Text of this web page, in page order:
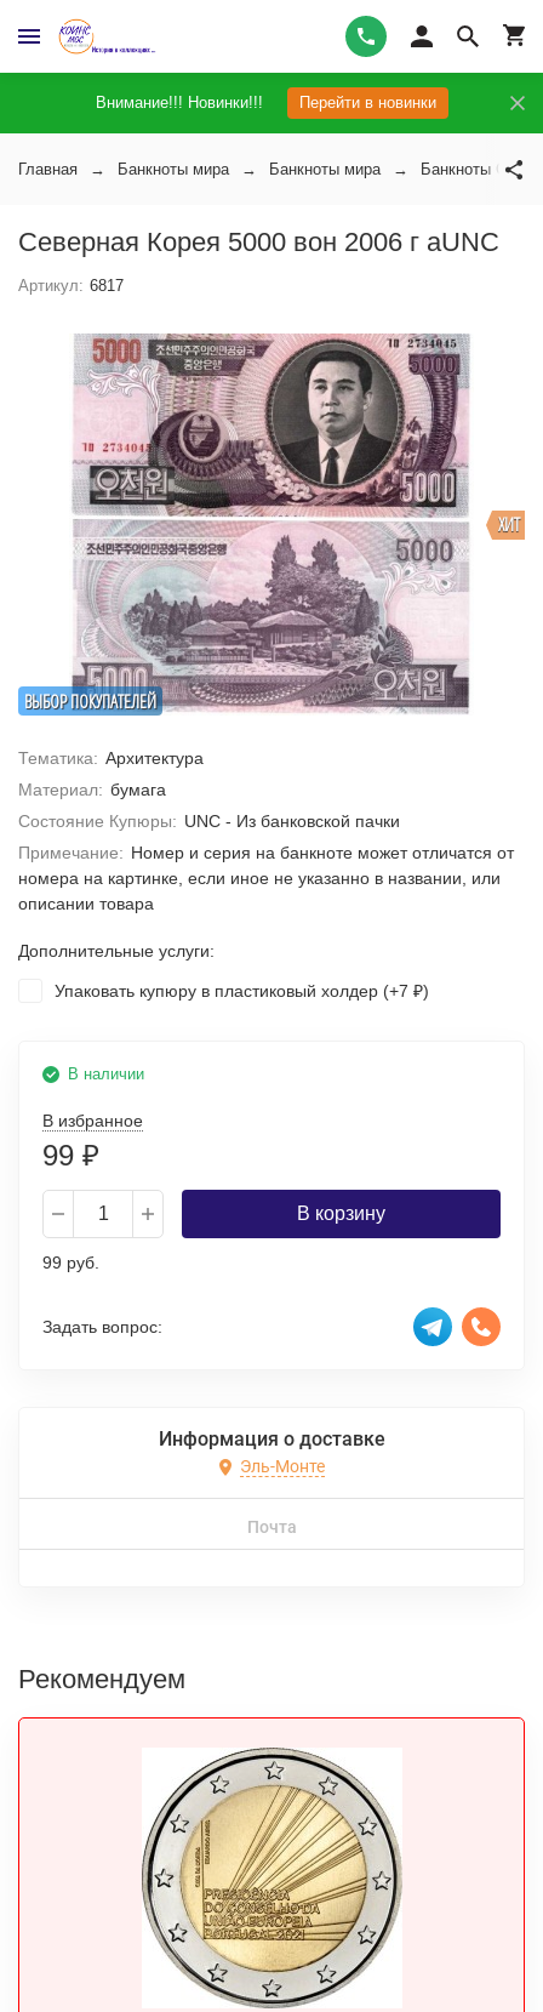
Внимание!!! Новинки!!! Перейти в новинки
Главная Банкноты мира Банкноты мира Банкноты
Северная Корея 5000 вон 2006 г аUNC
Артикул: 6817
ВЫБОР ПОКУПАТЕЛЕЙ
ХИТ
Тематика: Архитектура
Материал: бумага
Состояние Купюры: UNC - Из банковской пачки
Примечание: Номер и серия на банкноте может отличатся от
номера на картинке, если иное не указанно в названии, или
описании товара
Дополнительные услуги:
Упаковать купюру в пластиковый холдер (+7 ₽)
В наличии
В избранное
99 ₽
В корзину
99 руб.
Задать вопрос:
Информация о доставке
Эль-Монте
Почта
Рекомендуем